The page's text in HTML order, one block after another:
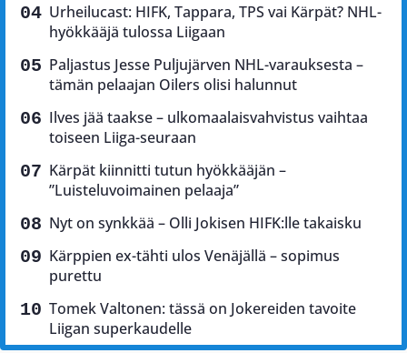
Urheilucast: HIFK, Tappara, TPS vai Kärpät? NHL-
hyökkääjä tulossa Liigaan
Paljastus Jesse Puljujärven NHL-varauksesta –
tämän pelaajan Oilers olisi halunnut
Ilves jää taakse – ulkomaalaisvahvistus vaihtaa
toiseen Liiga-seuraan
Kärpät kiinnitti tutun hyökkääjän –
”Luisteluvoimainen pelaaja”
Nyt on synkkää – Olli Jokisen HIFK:lle takaisku
Kärppien ex-tähti ulos Venäjällä – sopimus
purettu
Tomek Valtonen: tässä on Jokereiden tavoite
Liigan superkaudelle